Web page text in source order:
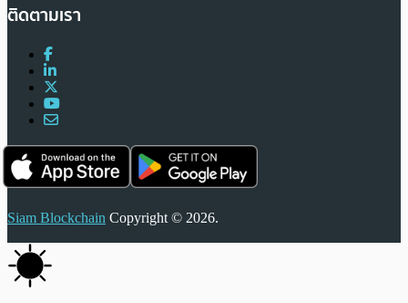
ติดตามเรา
Siam Blockchain Copyright © 2026.